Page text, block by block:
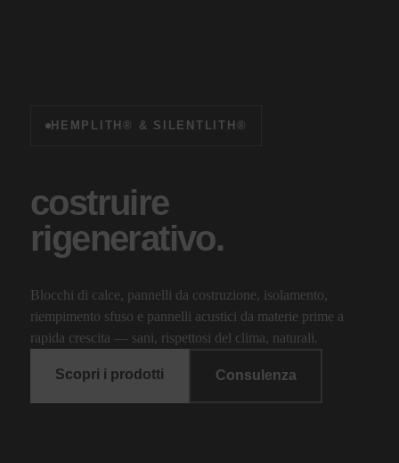
HEMPLITH® & SILENTLITH®
costruire
rigenerativo.
Blocchi di calce, pannelli da costruzione, isolamento,
riempimento sfuso e pannelli acustici da materie prime a
rapida crescita — sani, rispettosi del clima, naturali.
Scopri i prodotti Consulenza